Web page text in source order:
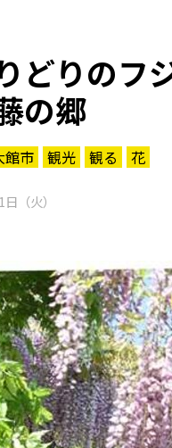
どりのフ
の郷
館市 観光 観る 花
（火）